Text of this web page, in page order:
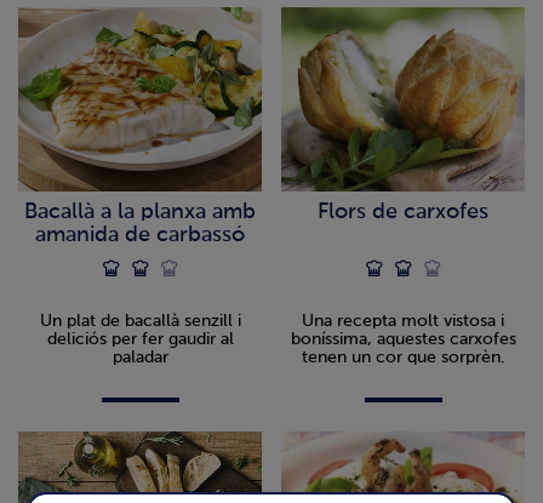
Bacallà a la planxa amb
amanida de carbassó
Un plat de bacallà senzill i
deliciós per fer gaudir al
paladar
Flors de carxofes
Una recepta molt vistosa i
boníssima, aquestes carxofes
tenen un cor que sorprèn.